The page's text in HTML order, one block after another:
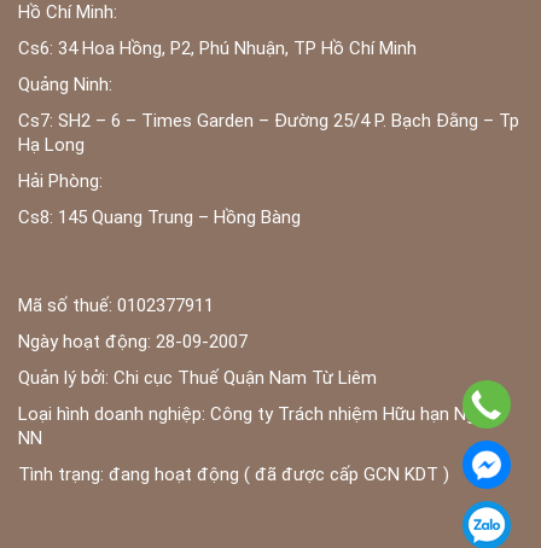
Hồ Chí Minh:
Cs6: 34 Hoa Hồng, P2, Phú Nhuận, TP Hồ Chí Minh
Quảng Ninh:
Cs7: SH2 – 6 – Times Garden – Đường 25/4 P. Bạch Đằng – Tp
Hạ Long
Hải Phòng:
Cs8: 145 Quang Trung – Hồng Bàng
Mã số thuế: 0102377911
Ngày hoạt động: 28-09-2007
Quản lý bởi: Chi cục Thuế Quận Nam Từ Liêm
Loại hình doanh nghiệp: Công ty Trách nhiệm Hữu hạn Ngoài
NN
Tình trạng: đang hoạt động ( đã được cấp GCN KDT )